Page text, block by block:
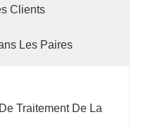
Clients
Les Paires
Traitement De La